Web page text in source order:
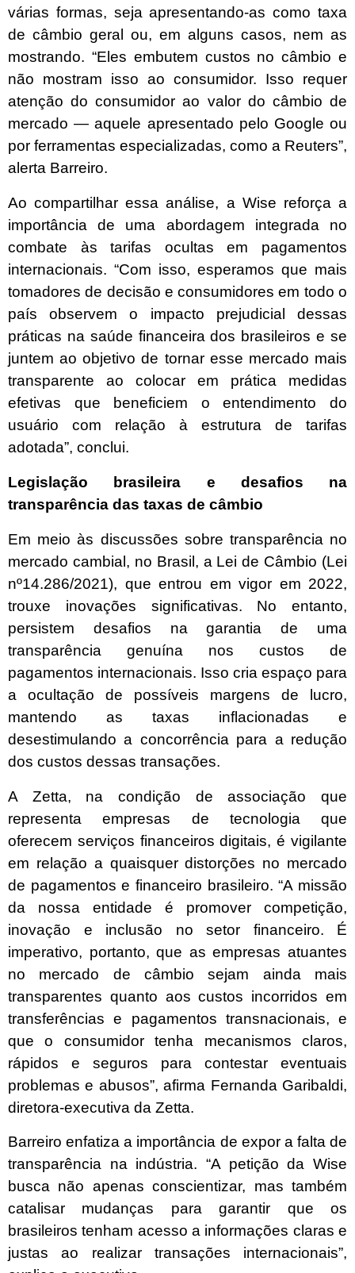
várias formas, seja apresentando-as como taxa
de câmbio geral ou, em alguns casos, nem as
mostrando. “Eles embutem custos no câmbio e
não mostram isso ao consumidor. Isso requer
atenção do consumidor ao valor do câmbio de
mercado — aquele apresentado pelo Google ou
por ferramentas especializadas, como a Reuters”,
alerta Barreiro.
Ao compartilhar essa análise, a Wise reforça a
importância de uma abordagem integrada no
combate às tarifas ocultas em pagamentos
internacionais. “Com isso, esperamos que mais
tomadores de decisão e consumidores em todo o
país observem o impacto prejudicial dessas
práticas na saúde financeira dos brasileiros e se
juntem ao objetivo de tornar esse mercado mais
transparente ao colocar em prática medidas
efetivas que beneficiem o entendimento do
usuário com relação à estrutura de tarifas
adotada”, conclui.
Legislação brasileira e desafios na
transparência das taxas de câmbio
Em meio às discussões sobre transparência no
mercado cambial, no Brasil, a Lei de Câmbio (Lei
nº14.286/2021), que entrou em vigor em 2022,
trouxe inovações significativas. No entanto,
persistem desafios na garantia de uma
transparência genuína nos custos de
pagamentos internacionais. Isso cria espaço para
a ocultação de possíveis margens de lucro,
mantendo as taxas inflacionadas e
desestimulando a concorrência para a redução
dos custos dessas transações.
A Zetta, na condição de associação que
representa empresas de tecnologia que
oferecem serviços financeiros digitais, é vigilante
em relação a quaisquer distorções no mercado
de pagamentos e financeiro brasileiro. “A missão
da nossa entidade é promover competição,
inovação e inclusão no setor financeiro. É
imperativo, portanto, que as empresas atuantes
no mercado de câmbio sejam ainda mais
transparentes quanto aos custos incorridos em
transferências e pagamentos transnacionais, e
que o consumidor tenha mecanismos claros,
rápidos e seguros para contestar eventuais
problemas e abusos”, afirma Fernanda Garibaldi,
diretora-executiva da Zetta.
Barreiro enfatiza a importância de expor a falta de
transparência na indústria. “A petição da Wise
busca não apenas conscientizar, mas também
catalisar mudanças para garantir que os
brasileiros tenham acesso a informações claras e
justas ao realizar transações internacionais”,